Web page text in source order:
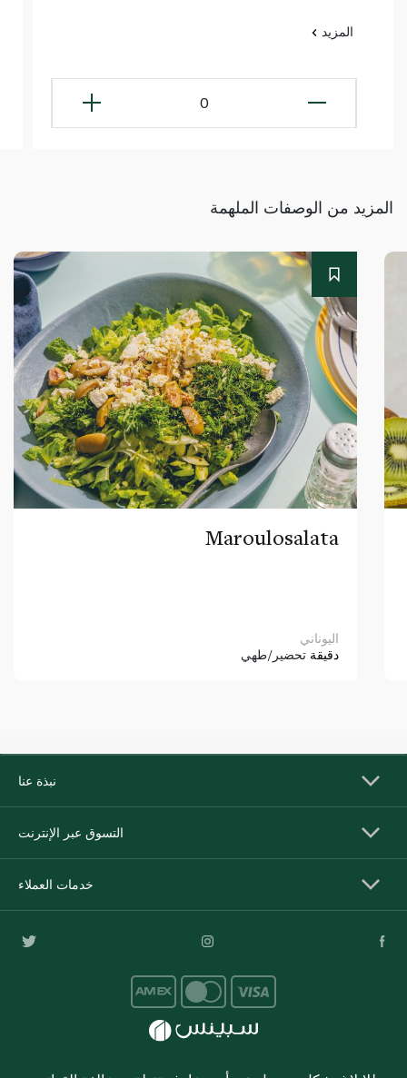
المزيد
0
المزيد من الوصفات الملهمة
Maroulosalata
اليوناني
دقيقة تحضير/طهي
نبذة عنا
التسوق عبر الإنترنت
خدمات العملاء